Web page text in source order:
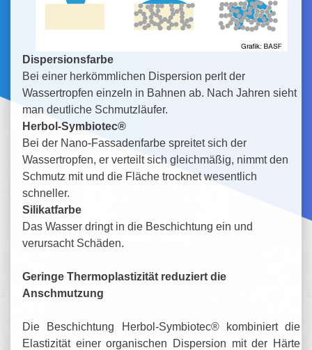
Dispersionsfarbe
Bei einer herkömmlichen Dispersion perlt der
Wassertropfen einzeln in Bahnen ab. Nach Jahren sieht
man deutliche Schmutzläufer.
Herbol-Symbiotec®
Bei der Nano-Fassadenfarbe spreitet sich der
Wassertropfen, er verteilt sich gleichmäßig, nimmt den
Schmutz mit und die Fläche trocknet wesentlich
schneller.
Silikatfarbe
Das Wasser dringt in die Beschichtung ein und
verursacht Schäden.
Geringe Thermoplastizität reduziert die
Anschmutzung
Die Beschichtung Herbol-Symbiotec® kombiniert die
Elastizität einer organischen Dispersion mit der Härte